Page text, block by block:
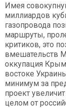
Имея
миллиардов
газопровода
маршруты,
критиков, это
вмешательств
оккупация
востоке
минимум за
проект
целом от